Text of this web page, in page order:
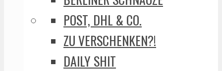
POST, DHL & CO.
ZU VERSCHENKEN?!
DAILY SHIT